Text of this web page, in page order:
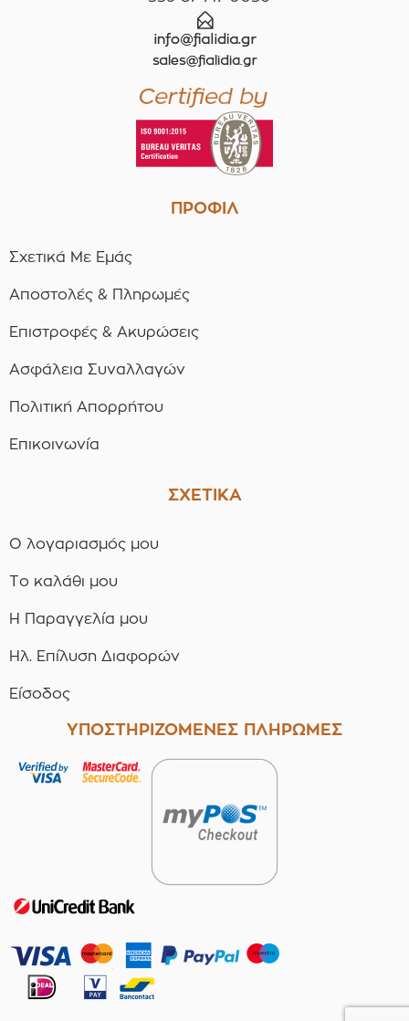
ΠΡΟΦΙΛ
Σχετικά Με Εμάς
Αποστολές & Πληρωμές
Επιστροφές & Ακυρώσεις
Ασφάλεια Συναλλαγών
Πολιτική Απορρήτου
Επικοινωνία
ΣΧΕΤΙΚΑ
Ο λογαριασμός μου
Το καλάθι μου
Η Παραγγελία μου
Ηλ. Επίλυση Διαφορών
Είσοδος
ΥΠΟΣΤΗΡΙΖΟΜΕΝΕΣ ΠΛΗΡΩΜΕΣ